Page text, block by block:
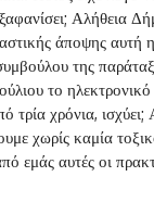
Αλήθεια
άποψης αυτή
της
το ηλεκτρονικό
τρία χρόνια,
χωρίς καμία
εμάς αυτές οι